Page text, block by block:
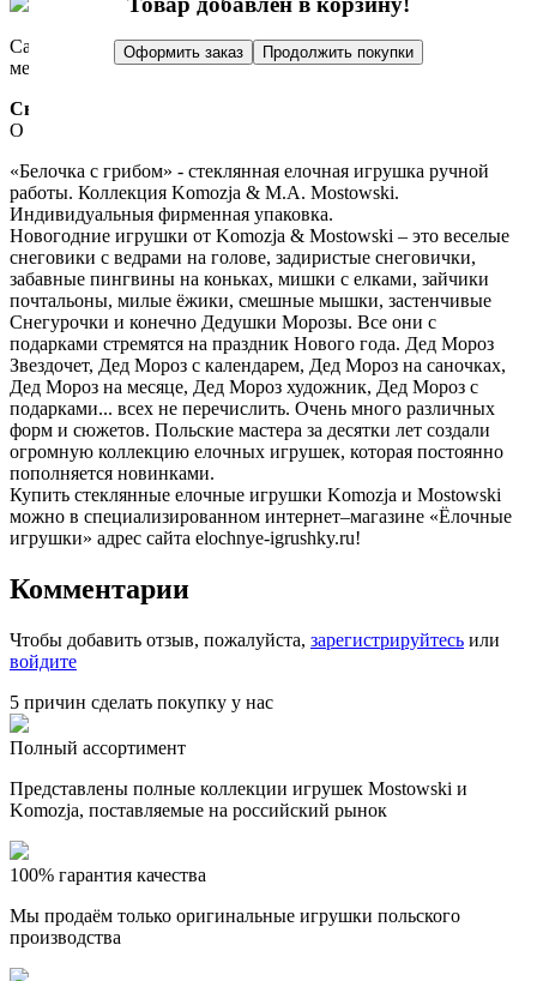
Самовывоз: Москва, Гончарная набережная, дом 3, стр. 5
метро Таганская
Связаться с нами:
О товаре
«Белочка с грибом» - стеклянная елочная игрушка ручной
работы. Коллекция Komozja & M.A. Mostowski.
Индивидуальныя фирменная упаковка.
Новогодние игрушки от Komozja & Mostowski – это веселые
снеговики с ведрами на голове, задиристые снеговички,
забавные пингвины на коньках, мишки с елками, зайчики
почтальоны, милые ёжики, смешные мышки, застенчивые
Снегурочки и конечно Дедушки Морозы. Все они с
подарками стремятся на праздник Нового года. Дед Мороз
Звездочет, Дед Мороз с календарем, Дед Мороз на саночках,
Дед Мороз на месяце, Дед Мороз художник, Дед Мороз с
подарками... всех не перечислить. Очень много различных
форм и сюжетов. Польские мастера за десятки лет создали
огромную коллекцию елочных игрушек, которая постоянно
пополняется новинками.
Купить стеклянные елочные игрушки Komozja и Mostowski
можно в специализированном интернет–магазине «Ёлочные
игрушки» адрес сайта elochnye-igrushky.ru!
Комментарии
Чтобы добавить отзыв, пожалуйста, зарегистрируйтесь или
войдите
5 причин сделать покупку у нас
Полный ассортимент
Представлены полные коллекции игрушек Mostowski и
Komozja, поставляемые на российский рынок
100% гарантия качества
Мы продаём только оригинальные игрушки польского
производства
Оформить заказ Продолжить покупки